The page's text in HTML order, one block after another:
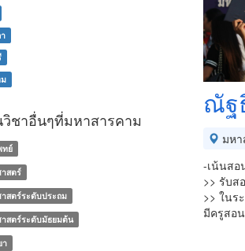
ณัฐ
มห
-เน้นสอ
>> รับ
>> ในร
มีครูสอ
วิชาอื่นๆที่มหาสารคาม
ทย์
สตร์
สตร์ระดับประถม
สตร์ระดับมัธยมต้น
า